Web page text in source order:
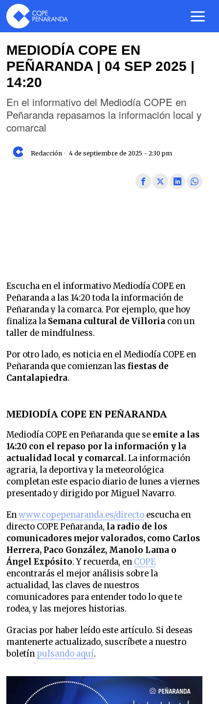
MEDIODÍA COPE EN
PEÑARANDA | 04 SEP 2025 |
14:20
En el informativo del Mediodía COPE en
Peñaranda repasamos la información local y
comarcal
Redacción 4 de septiembre de 2025 - 2:30 pm
Escucha en el informativo Mediodía COPE en
Peñaranda a las 14:20 toda la información de
Peñaranda y la comarca. Por ejemplo, que hoy
finaliza la Semana cultural de Villoria con un
taller de mindfulness.
Por otro lado, es noticia en el Mediodía COPE en
Peñaranda que comienzan las fiestas de
Cantalapiedra.
MEDIODÍA COPE EN PEÑARANDA
Mediodía COPE en Peñaranda que se emite a las
14:20 con el repaso por la información y la
actualidad local y comarcal.La información
agraria, la deportiva y la meteorológica
completan este espacio diario de lunes a viernes
presentado y dirigido por Miguel Navarro.
Enwww.copepenaranda.es/directo escucha en
directo COPE Peñaranda, la radio de los
comunicadores mejor valorados, como Carlos
Herrera, Paco González, Manolo Lama o
Ángel Expósito. Y recuerda, en COPE
encontrarás el mejor análisis sobre la
actualidad, las claves de nuestros
comunicadores para entender todo lo que te
rodea, y las mejores historias.
Gracias por haber leído este artículo. Si deseas
mantenerte actualizado, suscríbete a nuestro
boletín pulsando aquí.